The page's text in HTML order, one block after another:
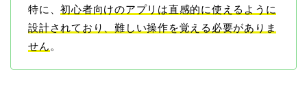
特に、初心者向けのアプリは直感的に使えるように
設計されており、難しい操作を覚える必要がありま
せん 。